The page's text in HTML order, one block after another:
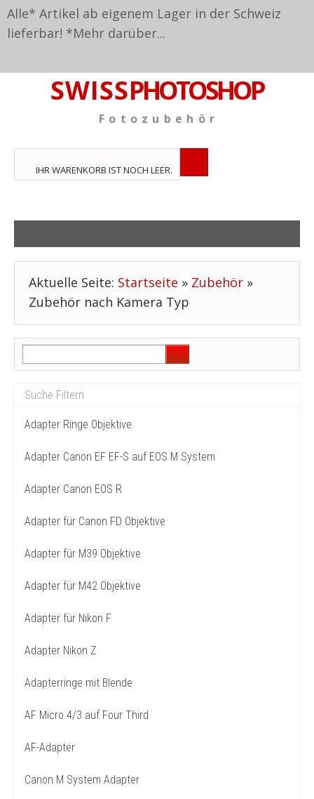
Alle* Artikel ab eigenem Lager in der Schweiz
lieferbar! *Mehr darüber...
S W I S SPHOTOSHOP
F o t o z u b e h ö r
IHR WARENKORB IST NOCH LEER.
Aktuelle Seite: Startseite » Zubehör »
Zubehör nach Kamera Typ
Adapter Ringe Objektive
Adapter Canon EF EF-S auf EOS M System
Adapter Canon EOS R
Adapter für Canon FD Objektive
Adapter für M39 Objektive
Adapter für M42 Objektive
Adapter für Nikon F
Adapter Nikon Z
Adapterringe mit Blende
AF Micro 4/3 auf Four Third
AF-Adapter
Canon M System Adapter